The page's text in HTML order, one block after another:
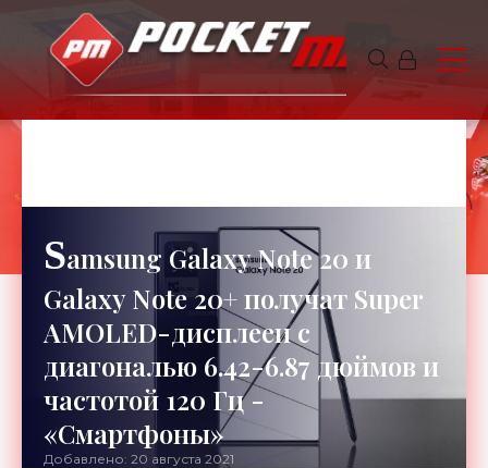
6 минут чтения
Samsung Galaxy Note 20 и
Galaxy Note 20+ получат Super
AMOLED-дисплееи с
диагональю 6.42-6.87 дюймов и
частотой 120 Гц -
«Смартфоны»
Добавлено: 20 августа 2021